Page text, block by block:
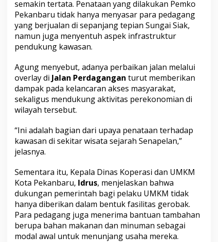
semakin tertata. Penataan yang dilakukan Pemko
Pekanbaru tidak hanya menyasar para pedagang
yang berjualan di sepanjang tepian Sungai Siak,
namun juga menyentuh aspek infrastruktur
pendukung kawasan.
Agung menyebut, adanya perbaikan jalan melalui
overlay di Jalan Perdagangan turut memberikan
dampak pada kelancaran akses masyarakat,
sekaligus mendukung aktivitas perekonomian di
wilayah tersebut.
“Ini adalah bagian dari upaya penataan terhadap
kawasan di sekitar wisata sejarah Senapelan,”
jelasnya.
Sementara itu, Kepala Dinas Koperasi dan UMKM
Kota Pekanbaru, Idrus, menjelaskan bahwa
dukungan pemerintah bagi pelaku UMKM tidak
hanya diberikan dalam bentuk fasilitas gerobak.
Para pedagang juga menerima bantuan tambahan
berupa bahan makanan dan minuman sebagai
modal awal untuk menunjang usaha mereka.